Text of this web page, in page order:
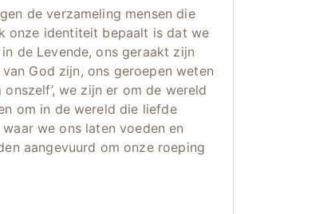
de verzameling mensen die
onze identiteit bepaalt is dat we
de Levende, ons geraakt zijn
God zijn, ons geroepen weten
we zijn er om de wereld
om in de wereld die liefde
we ons laten voeden en
aangevuurd om onze roeping